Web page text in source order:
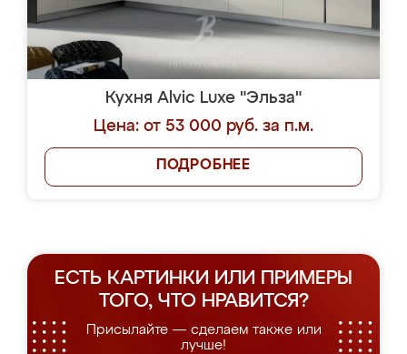
Кухня Alvic Luxe "Эльза"
Цена: от 53 000 руб. за п.м.
ПОДРОБНЕЕ
ЕСТЬ КАРТИНКИ ИЛИ ПРИМЕРЫ
ТОГО, ЧТО НРАВИТСЯ?
Присылайте — сделаем также или
лучше!